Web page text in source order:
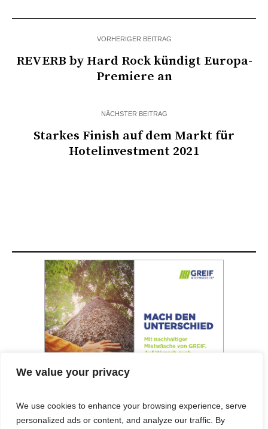
We value your privacy
We use cookies to enhance your browsing experience, serve
personalized ads or content, and analyze our traffic. By
VORHERIGER BEITRAG
REVERB by Hard Rock kündigt Europa-
Premiere an
NÄCHSTER BEITRAG
Starkes Finish auf dem Markt für
Hotelinvestment 2021